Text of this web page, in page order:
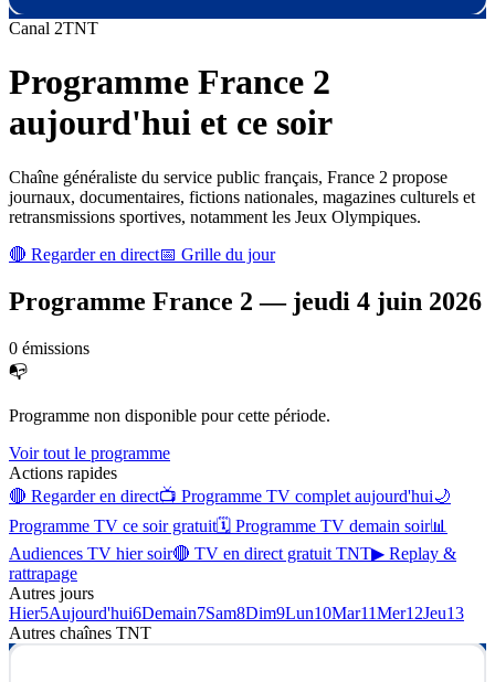
Canal 2TNT
Programme France 2
aujourd'hui et ce soir
Chaîne généraliste du service public français, France 2 propose
journaux, documentaires, fictions nationales, magazines culturels et
retransmissions sportives, notamment les Jeux Olympiques.
🔴 Regarder en direct📅 Grille du jour
Programme France 2 — jeudi 4 juin 2026
0 émissions
📭
Programme non disponible pour cette période.
Voir tout le programme
Actions rapides
🔴 Regarder en direct📺 Programme TV complet aujourd'hui🌙
Programme TV ce soir gratuit🗓 Programme TV demain soir📊
Audiences TV hier soir🔴 TV en direct gratuit TNT▶ Replay &
rattrapage
Autres jours
Hier5Aujourd'hui6Demain7Sam8Dim9Lun10Mar11Mer12Jeu13
Autres chaînes TNT